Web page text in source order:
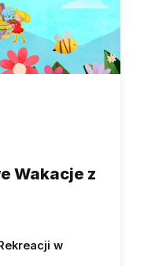
Wakacje z
w